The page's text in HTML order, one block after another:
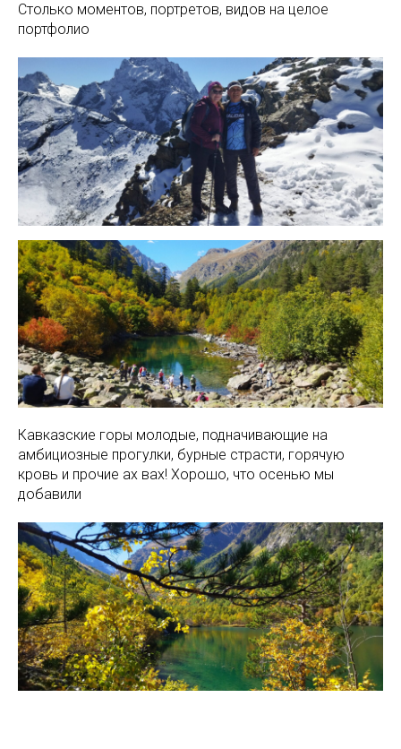
Столько моментов, портретов, видов на целое
портфолио
Кавказские горы молодые, подначивающие на
амбициозные прогулки, бурные страсти, горячую
кровь и прочие ах вах! Хорошо, что осенью мы
добавили